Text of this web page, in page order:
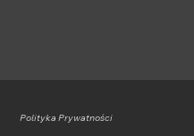
Polityka Prywatności